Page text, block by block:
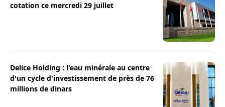
cotation ce mercredi 29 juillet
Delice Holding : l'eau minérale au centre
d'un cycle d'investissement de près de 76
millions de dinars